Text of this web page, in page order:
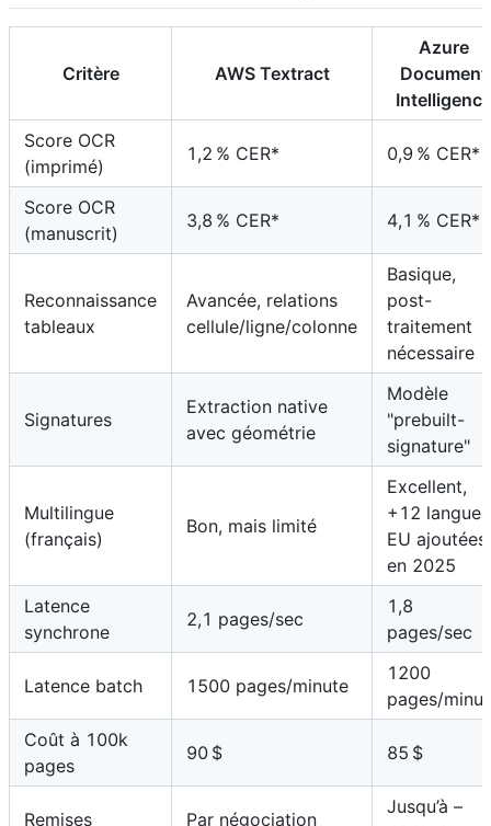
Critère AWS Textract
Azure
Document
Intelligence
Score OCR
(imprimé)
1,2 % CER* 0,9 % CER*
Score OCR
(manuscrit)
3,8 % CER* 4,1 % CER*
Reconnaissance
tableaux
Avancée, relations
cellule/ligne/colonne
Basique,
post-
traitement
nécessaire
Signatures
Extraction native
avec géométrie
Modèle
"prebuilt-
signature"
Multilingue
(français)
Bon, mais limité
Excellent,
+12 langues
EU ajoutées
en 2025
Latence
synchrone
2,1 pages/sec
1,8
pages/sec
Latence batch 1500 pages/minute
1200
pages/
Coût à 100k
pages
90 $ 85 $
Remises
Par négociation
Jusqu’à –